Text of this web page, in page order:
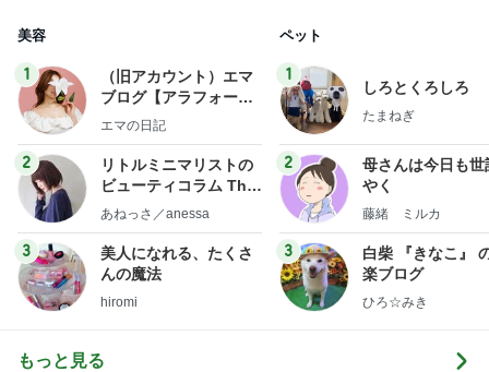
美容
1
（旧アカウント）エマ
ブログ【アラフォー会
社売却セカンドライ
エマの日記
2
リトルミニマリストの
ビューティコラム The
little minimalist's bea
あねっさ／anessa
3
美人になれる、たくさ
んの魔法
hiromi
ペット
1
しろとくろしろ
たまねぎ
2
母さんは今日も世
やく
藤緒 ミルカ
3
白柴 『きなこ』
楽ブログ
ひろ☆みき
もっと見る